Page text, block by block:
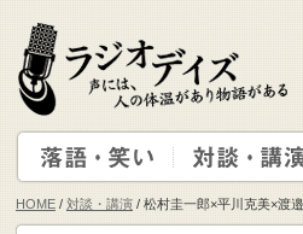
HOME / 対談・講演 / 松村圭一郎×平川克美×渡